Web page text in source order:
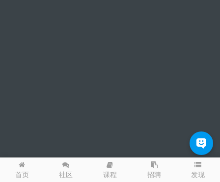
首页 社区 课程 招聘 发现